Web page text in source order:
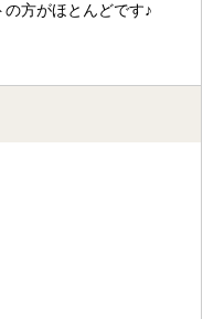
方がほとんどです♪